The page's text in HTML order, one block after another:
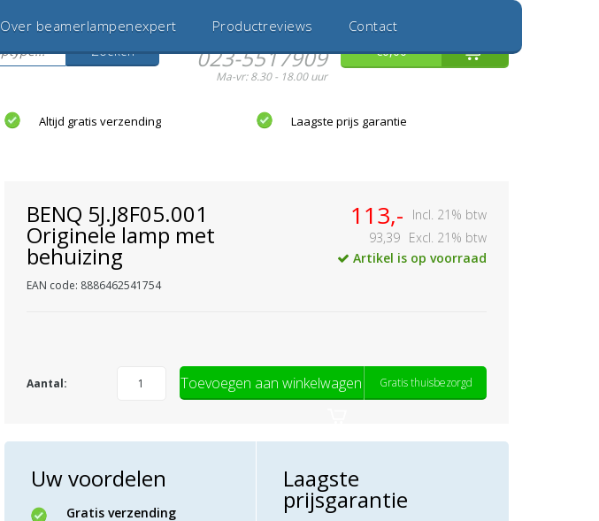
Inloggen
Zoeken
Hulp nodig?
023-5517909
Ma-vr: 8.30 - 18.00 uur
€0,00
Over beamerlampenexpert Productreviews Contact
Altijd gratis verzending Laagste prijs garantie
BENQ 5J.J8F05.001
Originele lamp met
behuizing
EAN code: 8886462541754
113,-
Incl. 21% btw
93,39 Excl. 21% btw
Artikel is op voorraad
Aantal: Toevoegen aan winkelwagen Gratis thuisbezorgd
Uw voordelen
Gratis verzending
Laagste
prijsgarantie